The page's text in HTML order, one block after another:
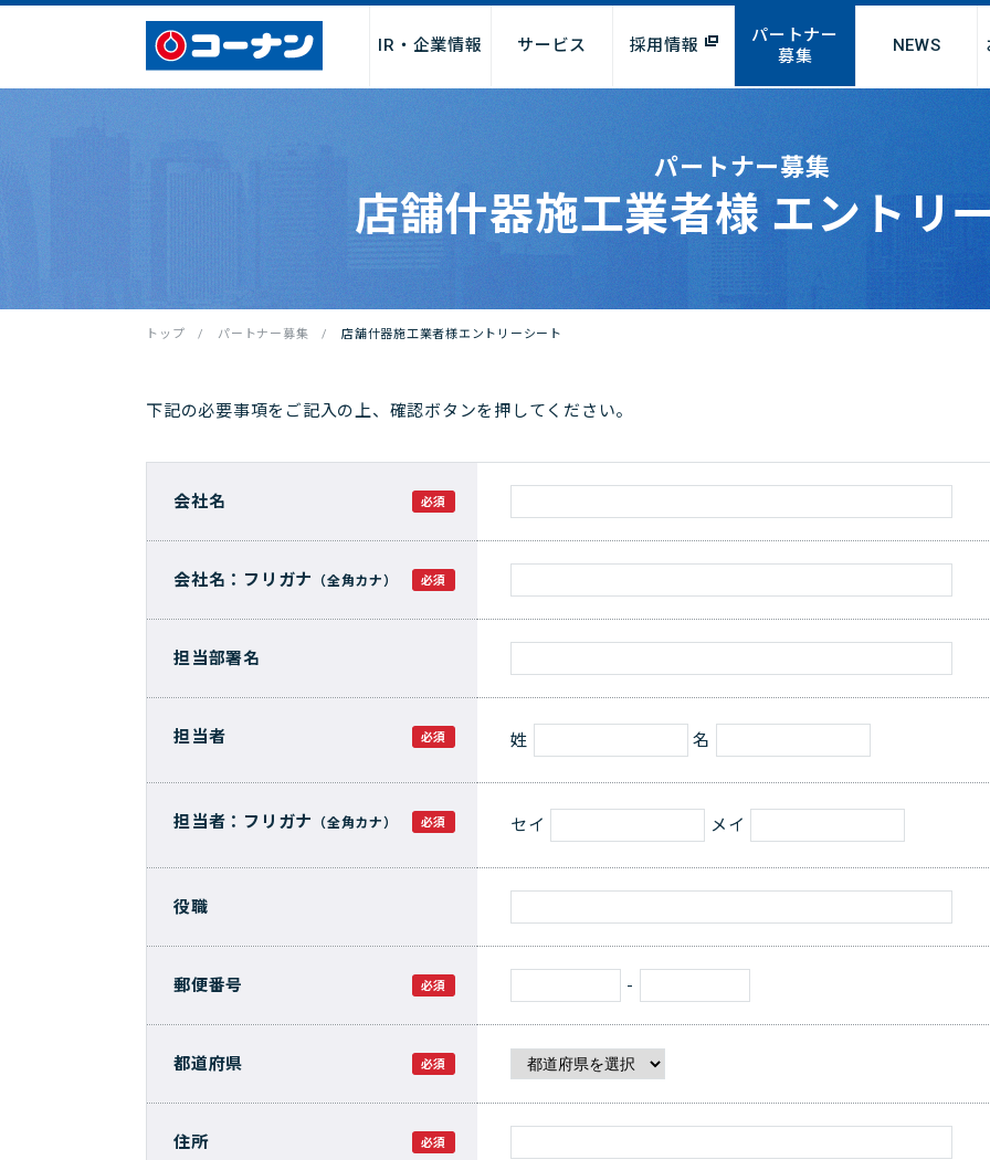
IR・企業情報
企業情報トップ
会社情報
社長からのごあいさつ
する基本方針
決算関連情報
株主優待制度について
格付情報
株価情報
電子公告
サステナビリティ
公正な取引
テナビリティ活動のご紹介
人的資本経営
コーナン公式マスコットキャラクター コーナン公式SNS
サービス
サービス
店舗サービス
サービス
お得で便利なポイント・アプ
店舗・チラシ検索 オンラインショップ リフォ
採用情報
採用情報トップ
新卒採用
パート・アルバイト
学生アルバイト求人
パートナー
募集
パートナー募集トップ
お取引先様・製造メーカー様
テナント企業様募集
リフォー
NEWS
お問い合わせトップ
よくあるご質問
パートナー募集
店舗什器施工業者様エントリ
トップ パートナー募集 店舗什器施工業者様エントリーシート
下記の必要事項をご記入の上、確認ボタンを押してください。
会社名 必須
会社名：フリガナ （全角カナ） 必須
担当部署名
担当者 必須 姓 名
担当者：フリガナ （全角カナ） 必須 セイ メイ
役職
郵便番号 必須 -
都道府県 必須
住所 必須